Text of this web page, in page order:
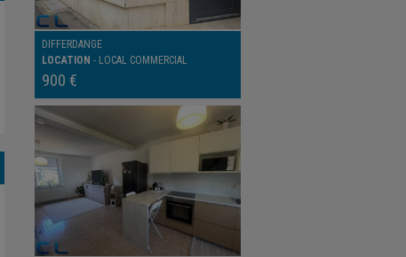
DIFFERDANGE
LOCATION - LOCAL COMMERCIAL
900 €